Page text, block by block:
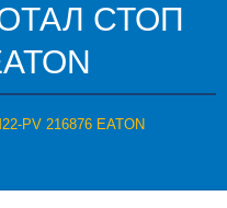
СТОП
PV 216876 EATON